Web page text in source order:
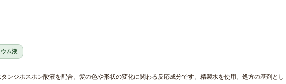
ム液
ンジホスホン酸液を配合。髪の色や形状の変化に関わる反応成分です。精製水を使用。処方の基剤とし